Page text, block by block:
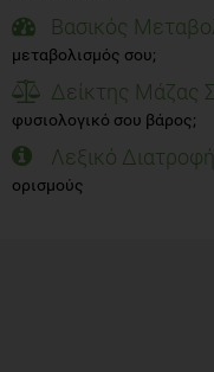
Βασικός
μεταβολισμός σου;
Δείκτης Μάζας
φυσιολογικό σου βάρος;
Λεξικό
ορισμούς